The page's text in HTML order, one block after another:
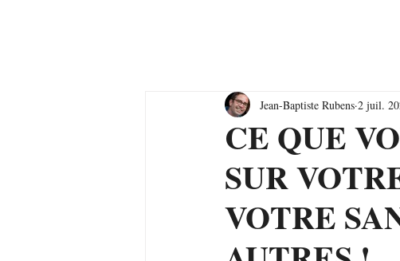
CE QUE
SUR
VOTRE
Jean-Baptiste Rubens 2 juil.